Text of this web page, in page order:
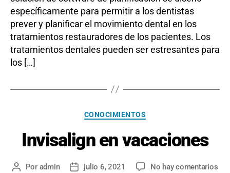
específicamente para permitir a los dentistas
prever y planificar el movimiento dental en los
tratamientos restauradores de los pacientes. Los
tratamientos dentales pueden ser estresantes para
los […]
Categorías
CONOCIMIENTOS
Invisalign en vacaciones
Autor
Por admin
Fechajulio 6, 2021 No hay comentariosen